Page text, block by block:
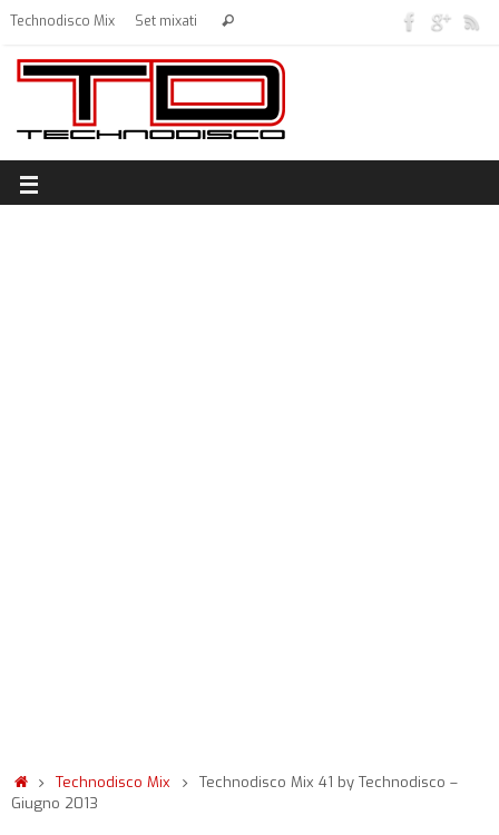
Technodisco Mix Set mixati
Technodisco Mix
Technodisco Mix 41 by Technodisco –
Giugno 2013